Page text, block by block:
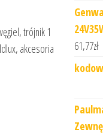
trójnik 1
akcesoria
61,77zł